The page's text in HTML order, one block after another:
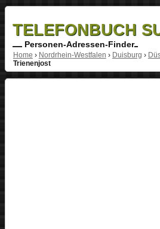
TELEFONBUCH
Personen-Adressen-Finder
Home › Nordrhein-Westfalen › Duisburg ›
Trienenjost